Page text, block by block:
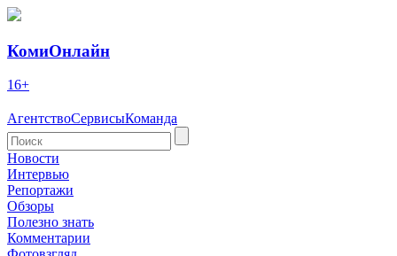
КомиОнлайн
16+
АгентствоСервисыКоманда
Новости
Интервью
Репортажи
Обзоры
Полезно знать
Комментарии